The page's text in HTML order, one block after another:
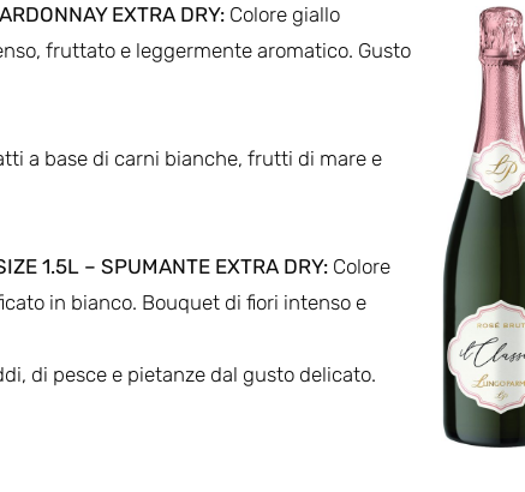
EXTRA DRY: Colore giallo
fruttato e leggermente aromatico. Gusto
a base di carni bianche, frutti di mare e
1.5L – SPUMANTE EXTRA DRY: Colore
in bianco. Bouquet di fiori intenso e
di pesce e pietanze dal gusto delicato.